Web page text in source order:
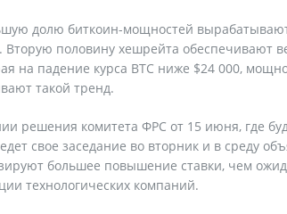
долю биткоин-мощностей
половину хешрейта обеспечивают
на падение курса BTC ниже $24 000,
такой тренд.
решения комитета ФРС от 15 июня, где
свое заседание во вторник и в среду
большее повышение ставки, чем
технологических компаний.